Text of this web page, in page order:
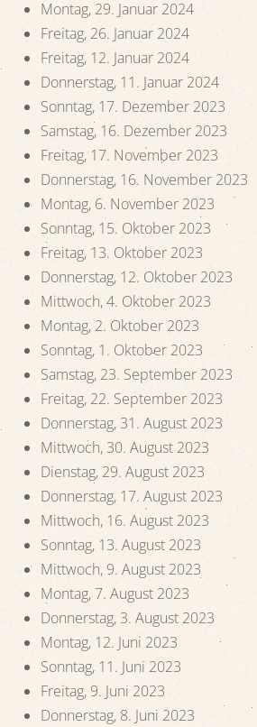
Montag, 29. Januar 2024
Freitag, 26. Januar 2024
Freitag, 12. Januar 2024
Donnerstag, 11. Januar 2024
Sonntag, 17. Dezember 2023
Samstag, 16. Dezember 2023
Freitag, 17. November 2023
Donnerstag, 16. November 2023
Montag, 6. November 2023
Sonntag, 15. Oktober 2023
Freitag, 13. Oktober 2023
Donnerstag, 12. Oktober 2023
Mittwoch, 4. Oktober 2023
Montag, 2. Oktober 2023
Sonntag, 1. Oktober 2023
Samstag, 23. September 2023
Freitag, 22. September 2023
Donnerstag, 31. August 2023
Mittwoch, 30. August 2023
Dienstag, 29. August 2023
Donnerstag, 17. August 2023
Mittwoch, 16. August 2023
Sonntag, 13. August 2023
Mittwoch, 9. August 2023
Montag, 7. August 2023
Donnerstag, 3. August 2023
Montag, 12. Juni 2023
Sonntag, 11. Juni 2023
Freitag, 9. Juni 2023
Donnerstag, 8. Juni 2023